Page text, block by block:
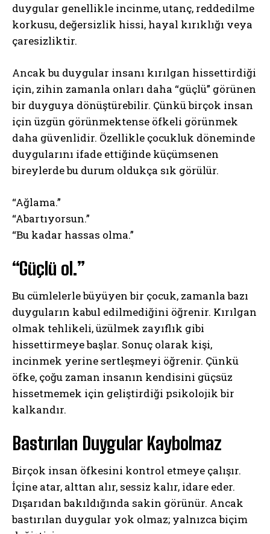
duygular genellikle incinme, utanç, reddedilme
korkusu, değersizlik hissi, hayal kırıklığı veya
çaresizliktir.
Ancak bu duygular insanı kırılgan hissettirdiği
için, zihin zamanla onları daha “güçlü” görünen
bir duyguya dönüştürebilir. Çünkü birçok insan
için üzgün görünmektense öfkeli görünmek
daha güvenlidir. Özellikle çocukluk döneminde
duygularını ifade ettiğinde küçümsenen
bireylerde bu durum oldukça sık görülür.
“Ağlama.”
“Abartıyorsun.”
“Bu kadar hassas olma.”
“Güçlü ol.”
Bu cümlelerle büyüyen bir çocuk, zamanla bazı
duyguların kabul edilmediğini öğrenir. Kırılgan
olmak tehlikeli, üzülmek zayıflık gibi
hissettirmeye başlar. Sonuç olarak kişi,
incinmek yerine sertleşmeyi öğrenir. Çünkü
öfke, çoğu zaman insanın kendisini güçsüz
hissetmemek için geliştirdiği psikolojik bir
kalkandır.
Bastırılan Duygular Kaybolmaz
Birçok insan öfkesini kontrol etmeye çalışır.
İçine atar, alttan alır, sessiz kalır, idare eder.
Dışarıdan bakıldığında sakin görünür. Ancak
bastırılan duygular yok olmaz; yalnızca biçim